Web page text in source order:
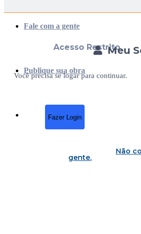
Fale com a gente
Publique sua obra
Meu
Acesso Restrito
Você precisa se logar para continuar.
Fazer Login
Não
gente.